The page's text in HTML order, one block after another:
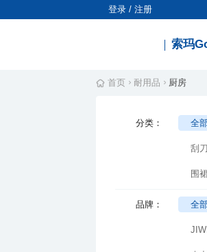
登录 / 注册
索玛
首页 耐用品 厨房
分类： 全
刮
围
品牌： 全